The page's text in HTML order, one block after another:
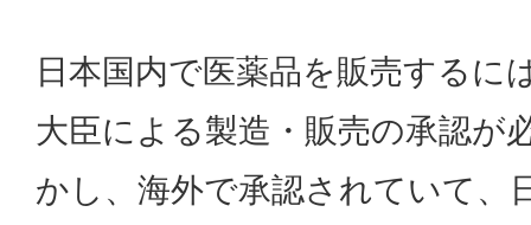
日本国内で医薬品を販売するに
大臣による製造・販売の承認が
かし、海外で承認されていて、